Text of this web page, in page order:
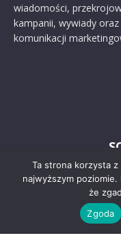
wiadomości,
kampanii, wywiady
komunikacji
Ta strona korzysta z
najwyższym
że
Zgoda